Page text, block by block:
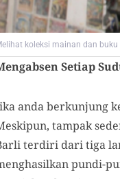
koleksi mainan dan
Setiap
anda berkunjung
tampak
terdiri dari tiga
pundi-